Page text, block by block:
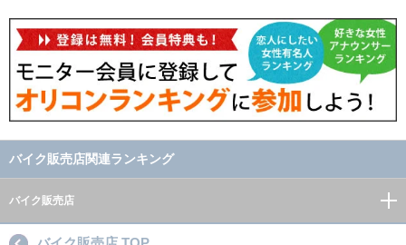
バイク販売店関連ランキング
バイク販売店